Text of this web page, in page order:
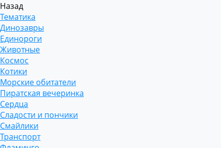
Назад
Тематика
Динозавры
Единороги
Животные
Космос
Котики
Морские обитатели
Пиратская вечеринка
Сердца
Сладости и пончики
Смайлики
Транспорт